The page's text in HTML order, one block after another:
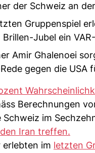
der Schweiz an
Gruppenspiel
Brillen-Jubel ein
Amir Ghalenoei
gegen die USA
Berechnungen
im
den Iran treffen.
erlebten im letzten